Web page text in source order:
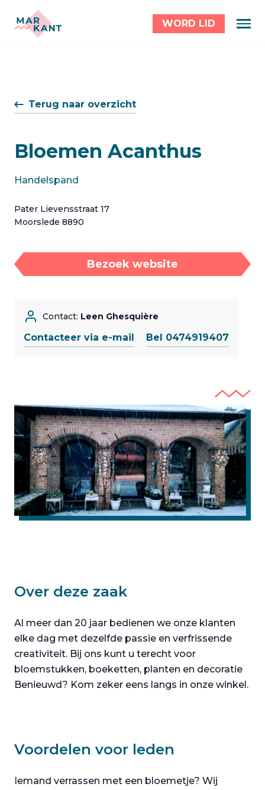
WORD LID
Terug naar overzicht
Bloemen Acanthus
Handelspand
Pater Lievensstraat 17
Moorslede 8890
Bezoek website
Contact: Leen Ghesquière
Contacteer via e-mail Bel 0474919407
Over deze zaak
Al meer dan 20 jaar bedienen we onze klanten
elke dag met dezelfde passie en verfrissende
creativiteit. Bij ons kunt u terecht voor
bloemstukken, boeketten, planten en decoratie
Benieuwd? Kom zeker eens langs in onze winkel.
Voordelen voor leden
Iemand verrassen met een bloemetje? Wij